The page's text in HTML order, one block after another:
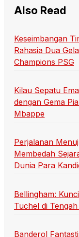
Also Read
Keseimbangan
Rahasia Dua
Champions PSG
Kilau Sepatu
dengan Gema
Mbappe
Perjalanan
Membedah
Dunia Para
Bellingham:
Tuchel di
Banderol